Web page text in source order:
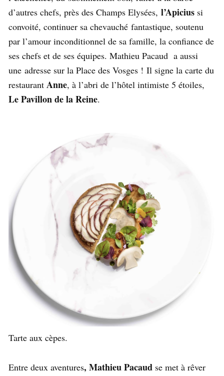
d’autres chefs, près des Champs Elysées, l’Apicius si
convoité, continuer sa chevauché fantastique, soutenu
par l’amour inconditionnel de sa famille, la confiance de
ses chefs et de ses équipes. Mathieu Pacaud a aussi
une adresse sur la Place des Vosges ! Il signe la carte du
restaurant Anne, à l’abri de l’hôtel intimiste 5 étoiles,
Le Pavillon de la Reine.
Tarte aux cèpes.
Entre deux aventures, Mathieu Pacaud se met à rêver